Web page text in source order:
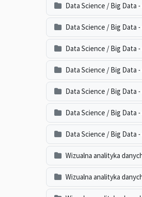
Data Science / Big Data -
Data Science / Big Data -
Data Science / Big Data -
Data Science / Big Data -
Data Science / Big Data -
Data Science / Big Data -
Data Science / Big Data -
Wizualna analityka
Wizualna analityka